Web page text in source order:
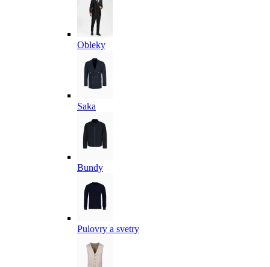
Obleky
Saka
Bundy
Pulovry a svetry